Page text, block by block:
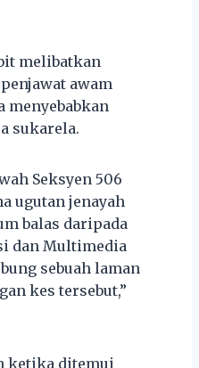
melibatkan
awam
menyebabkan
sukarela.
Seksyen 506
ugutan jenayah
balas daripada
dan Multimedia
sebuah laman
kes tersebut,”
ketika ditemui